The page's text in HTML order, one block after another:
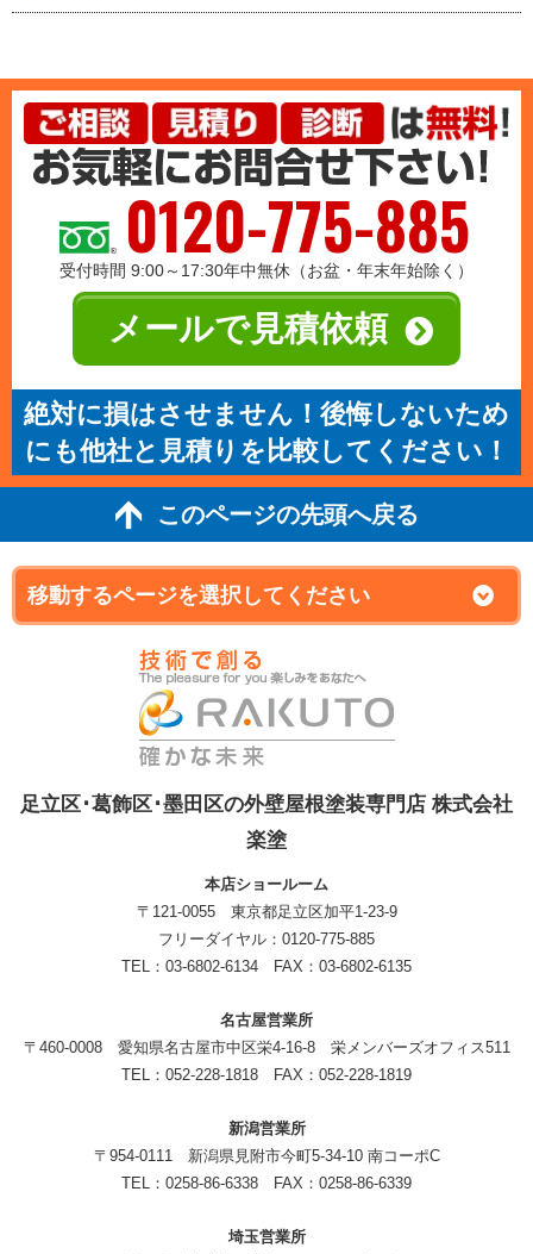
0120-775-885
受付時間 9:00～17:30年中無休（お盆・年末年始除く）
メールで見積依頼
絶対に損はさせません！後悔しないため
にも他社と見積りを比較してください！
このページの先頭へ戻る
足立区･葛飾区･墨田区の外壁屋根塗装専門店 株式会社
楽塗
本店ショールーム
〒121-0055 東京都足立区加平1-23-9
フリーダイヤル：0120-775-885
TEL：03-6802-6134 FAX：03-6802-6135
名古屋営業所
〒460-0008 愛知県名古屋市中区栄4-16-8 栄メンバーズオフィス511
TEL：052-228-1818 FAX：052-228-1819
新潟営業所
〒954-0111 新潟県見附市今町5-34-10 南コーポC
TEL：0258-86-6338 FAX：0258-86-6339
埼玉営業所